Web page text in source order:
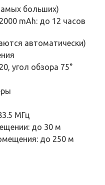
больших)
mAh: до 12 часов
автоматически)
угол обзора 75°
МГц
до 30 м
до 250 м